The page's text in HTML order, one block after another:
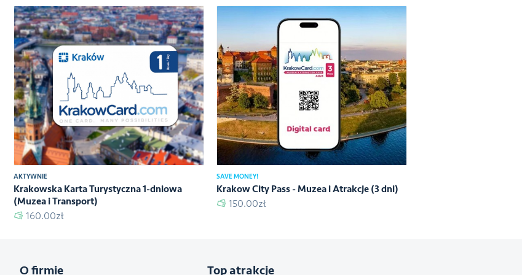
AKTYWNIE
Krakowska Karta Turystyczna 1-dniowa
(Muzea i Transport)
160.00zł
SAVE MONEY!
Krakow City Pass - Muzea i Atrakcje (3 dni)
150.00zł
O firmie Top atrakcje